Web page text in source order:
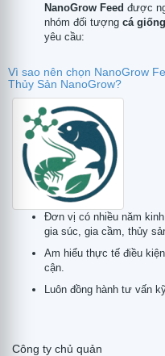
NanoGrow Feed được
nhóm đối tượng cá
yêu cầu:
Vì sao nên chọn NanoGrow
Thủy Sản NanoGrow?
Đơn vị có nhiều năm
gia súc, gia cầm, thủy
Am hiểu thực tế điều
cận.
Luôn đồng hành tư vấn
Công ty chủ quản